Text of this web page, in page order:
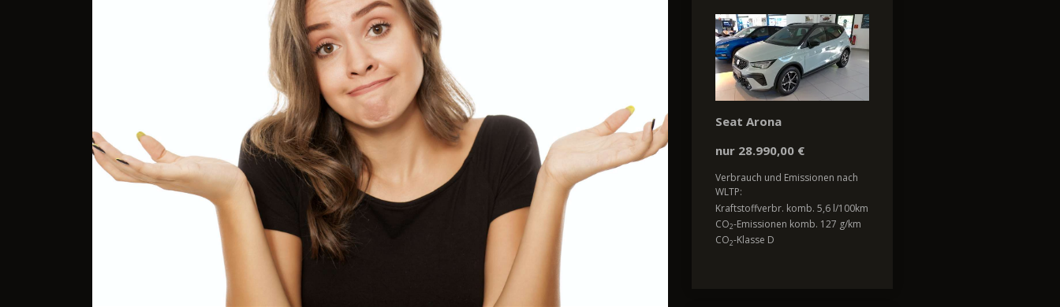
Seat Arona
nur 28.990,00 €
Verbrauch und Emissionen nach
WLTP:
Kraftstoffverbr. komb. 5,6 l/100km
CO2-Emissionen komb. 127 g/km
CO2-Klasse D